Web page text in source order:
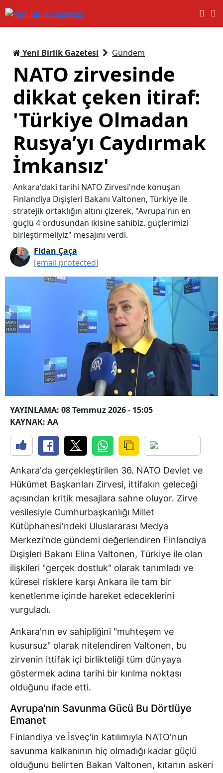
Yeni Birlik Gazetesi Gündem
NATO zirvesinde
dikkat çeken itiraf:
'Türkiye Olmadan
Rusya’yı Caydırmak
İmkansız'
Ankara'daki tarihi NATO Zirvesi'nde konuşan
Finlandiya Dışişleri Bakanı Valtonen, Türkiye ile
stratejik ortaklığın altını çizerek, "Avrupa'nın en
güçlü 4 ordusundan ikisine sahibiz, güçlerimizi
birleştirmeliyiz" mesajını verdi.
Fidan Çaça
[email protected]
YAYINLAMA: 08 Temmuz 2026 - 15:05
KAYNAK: AA
Ankara'da gerçekleştirilen 36. NATO Devlet ve
Hükümet Başkanları Zirvesi, ittifakın geleceği
açısından kritik mesajlara sahne oluyor. Zirve
vesilesiyle Cumhurbaşkanlığı Millet
Kütüphanesi'ndeki Uluslararası Medya
Merkezi'nde gündemi değerlendiren Finlandiya
Dışişleri Bakanı Elina Valtonen, Türkiye ile olan
ilişkileri "gerçek dostluk" olarak tanımladı ve
küresel risklere karşı Ankara ile tam bir
kenetlenme içinde hareket edeceklerini
vurguladı.
Ankara'nın ev sahipliğini "muhteşem ve
kusursuz" olarak nitelendiren Valtonen, bu
zirvenin ittifak içi birlikteliği tüm dünyaya
göstermek adına tarihi bir kırılma noktası
olduğunu ifade etti.
Avrupa'nın Savunma Gücü Bu Dörtlüye
Emanet
Finlandiya ve İsveç'in katılımıyla NATO'nun
savunma kalkanının hiç olmadığı kadar güçlü
olduğunu belirten Bakan Valtonen, kıtanın askeri